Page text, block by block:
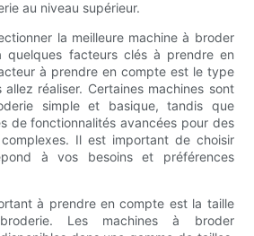
au niveau supérieur.
la meilleure machine à broder
quelques facteurs clés à prendre en
à prendre en compte est le type
réaliser. Certaines machines sont
simple et basique, tandis que
de fonctionnalités avancées pour des
Il est important de choisir
à vos besoins et préférences
à prendre en compte est la taille
Les machines à broder